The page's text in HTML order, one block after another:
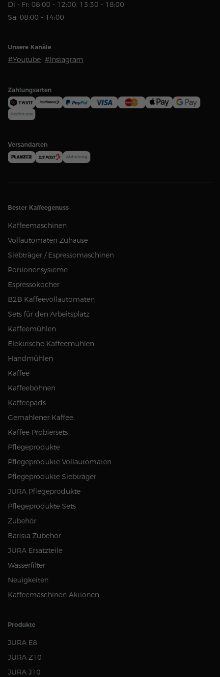
Di - Fr: 08:00 - 12:00, 13:30 - 18:00
Sa: 08:00 - 14:00
Unsere Kanäle
#Youtube #Instagram
Zahlungsarten
Versandarten
Bester Kaffeegenuss
Kaffeemaschinen
Vollautomaten Zuhause
Siebträger / Espressomaschinen
Portionensysteme
Espressokocher
B2B Kaffeevollautomaten
Sets für den Arbeitsplatz
Kaffeemühlen
Elektrische Kaffeemühlen
Handmühlen
Kaffee
Kaffeebohnen
Kaffeepads
Gemahlener Kaffee
Kaffee Probiersets
Pflegeprodukte
Pflegeprodukte Vollautomaten
Pflegeprodukte Siebträger
JURA Pflegeprodukte
Pflegeprodukte Sets
Zubehör
Barista Zubehör
JURA Ersatzteile
Wasserfilter
Neuigkeiten
Kaffeemaschinen Aktionen
Produkte
JURA E8
JURA Z10
JURA J10